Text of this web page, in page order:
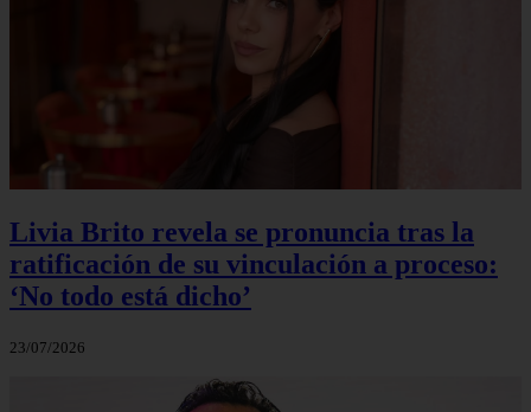
Livia Brito revela se pronuncia tras la
ratificación de su vinculación a proceso:
‘No todo está dicho’
23/07/2026